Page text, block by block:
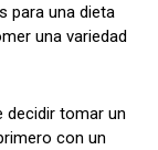
para una dieta
una variedad
decidir tomar un
con un